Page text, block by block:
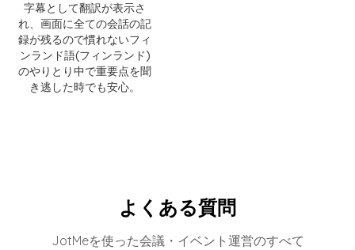
字幕として翻訳が表示さ
れ、画面に全ての会話の記
録が残るので慣れないフィ
ンランド語(フィンランド)
のやりとり中で重要点を聞
き逃した時でも安心。
よくある質問
JotMeを使った会議・イベント運営のすべて